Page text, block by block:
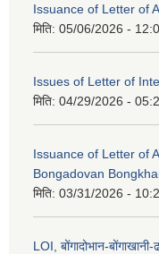
Issuance of Letter of
मिति: 05/06/2026 -
Issues of Letter of
मिति: 04/29/2026 -
Issuance of Letter of
Bongadovan
मिति: 03/31/2026 -
LOI, बोंगादोभान-